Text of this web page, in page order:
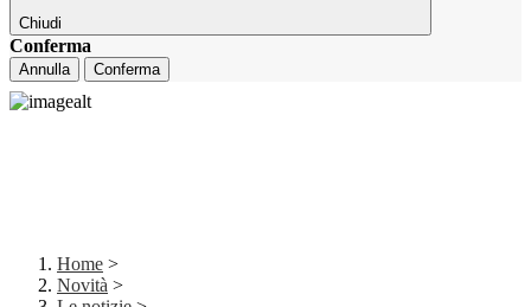
Chiudi
Conferma
Annulla Conferma
Home >
Novità >